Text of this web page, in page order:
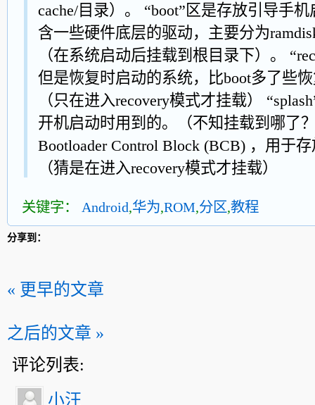
cache/目录）。 “boot”区是存放引导手
含一些硬件底层的驱动，主要分为
（在系统启动后挂载到根目录下）。
但是恢复时启动的系统，比boot多了些
（只在进入recovery模式才挂载）
开机启动时用到的。（不知挂载到哪了
Bootloader Control Block (BCB) ，用于
（猜是在进入recovery模式才挂载）
关键字： Android,华为,ROM,分区,教程
分享到：
« 更早的文章
之后的文章 »
评论列表:
小汪